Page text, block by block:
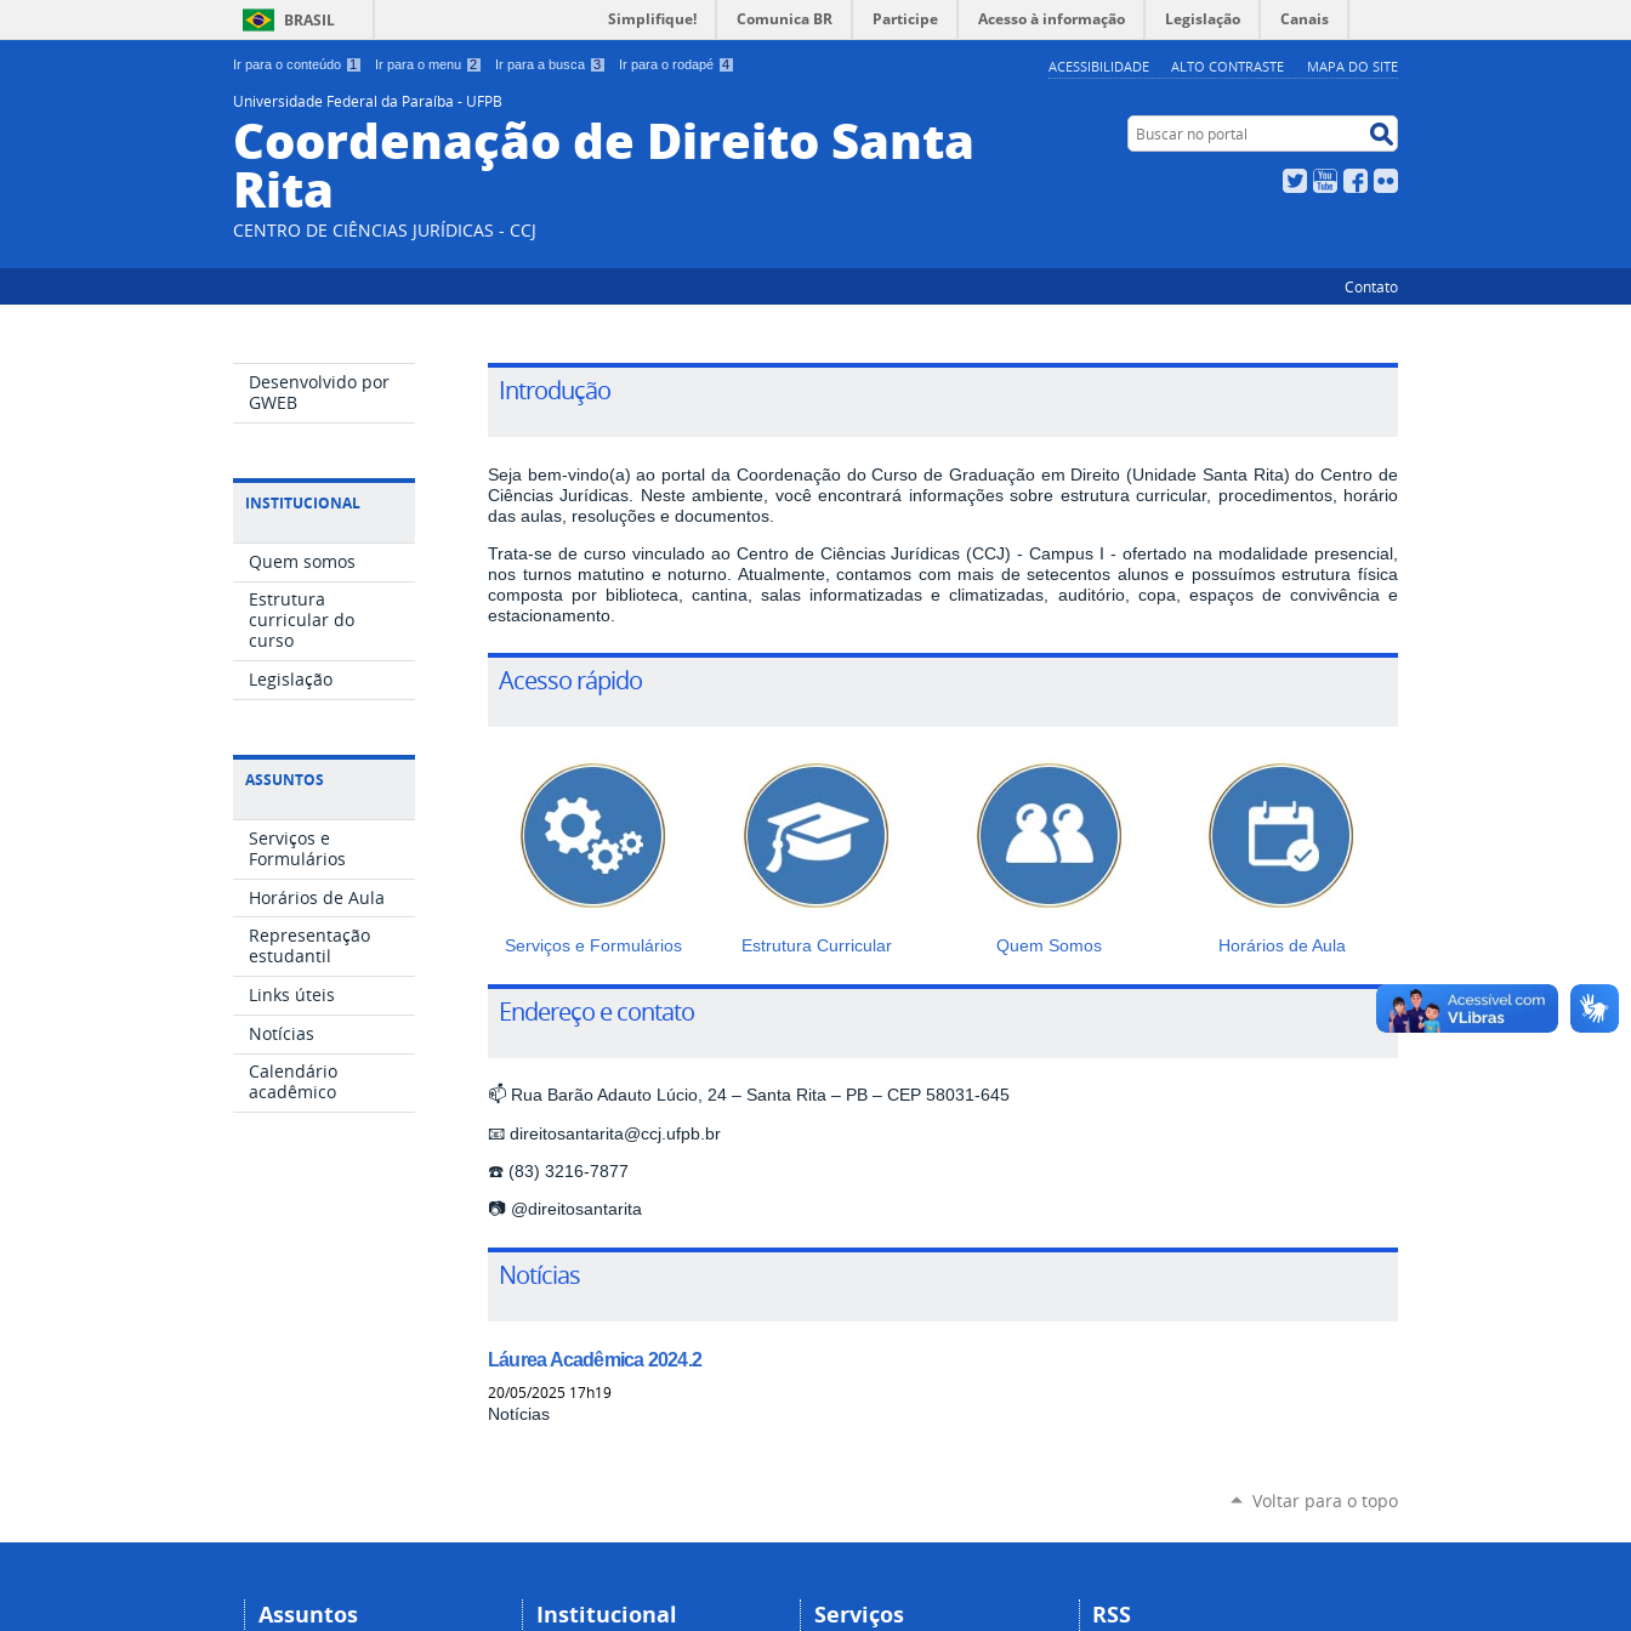
Ir para o conteúdo 1 Ir para o menu 2 Ir para a busca 3 Ir para o rodapé 4 ACESSIBILIDADE ALTO CONTRASTE MAPA DO SITE
BRASIL Simplifique! Comunica BR Participe Acesso à informação Legislação Canais
Universidade Federal da Paraíba - UFPB
Coordenação de Direito Santa
Rita
CENTRO DE CIÊNCIAS JURÍDICAS - CCJ
Buscar no portal
TwitterYouTubeFacebook
Contato
Desenvolvido por
GWEB
INSTITUCIONAL
Quem somos
Estrutura
curricular do
curso
Legislação
ASSUNTOS
Serviços e
Formulários
Horários de Aula
Representação
estudantil
Links úteis
Notícias
Calendário
acadêmico
Introdução
Seja bem-vindo(a) ao portal da Coordenação do Curso de Graduação em Direito (Unidade Santa Rita) do Centro de
Ciências Jurídicas. Neste ambiente, você encontrará informações sobre estrutura curricular, procedimentos, horário
das aulas, resoluções e documentos.
Trata-se de curso vinculado ao Centro de Ciências Jurídicas (CCJ) - Campus I - ofertado na modalidade presencial,
nos turnos matutino e noturno. Atualmente, contamos com mais de setecentos alunos e possuímos estrutura física
composta por biblioteca, cantina, salas informatizadas e climatizadas, auditório, copa, espaços de convivência e
estacionamento.
Acesso rápido
Serviços e Formulários Estrutura Curricular Quem Somos Horários de Aula
Endereço e contato
📫 Rua Barão Adauto Lúcio, 24 – Santa Rita – PB – CEP 58031-645
📧 direitosantarita@ccj.ufpb.br
☎️ (83) 3216-7877
📷 @direitosantarita
Notícias
Láurea Acadêmica 2024.2
20/05/2025 17h19
Notícias
Voltar para o topo
Assuntos Institucional Serviços RSS